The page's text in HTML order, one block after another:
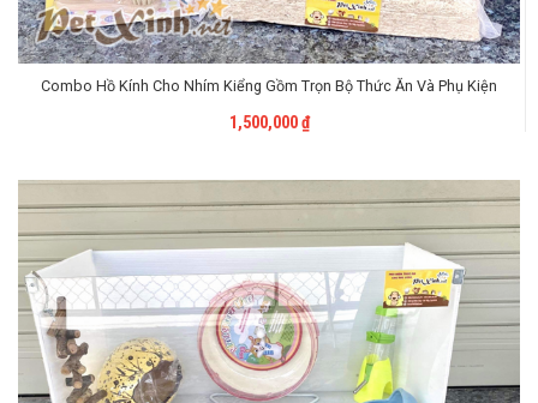
Combo Hồ Kính Cho Nhím Kiểng Gồm Trọn Bộ Thức Ăn Và Phụ Kiện
1,500,000₫
Liên Hệ